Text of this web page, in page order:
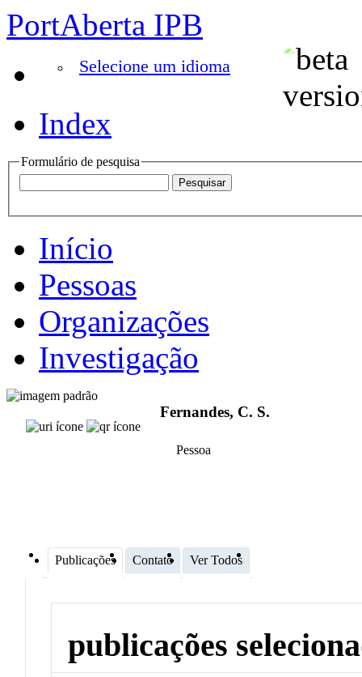
PortAberta IPB
Selecione um idioma
Index
Formulário de pesquisa
Início
Pessoas
Organizações
Investigação
Fernandes, C. S.
Pessoa
Publicações Contato Ver Todos
publicações